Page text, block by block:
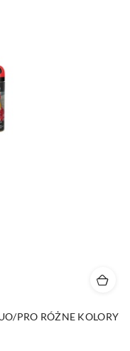
PRO RÓŻNE KOLORY